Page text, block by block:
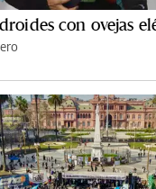
con ovejas